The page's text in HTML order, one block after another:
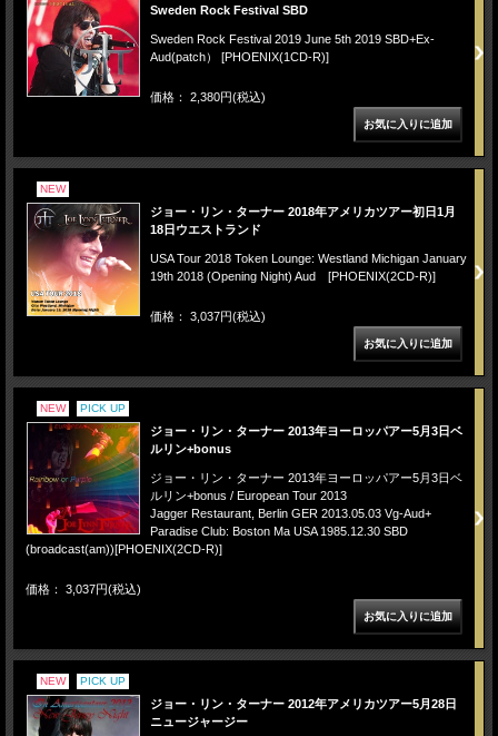
Sweden Rock Festival SBD
Sweden Rock Festival 2019 June 5th 2019 SBD+Ex-
Aud(patch） [PHOENIX(1CD-R)]
価格： 2,380円(税込)
NEW
ジョー・リン・ターナー 2018年アメリカツアー初日1月
18日ウエストランド
USA Tour 2018 Token Lounge: Westland Michigan January
19th 2018 (Opening Night) Aud [PHOENIX(2CD-R)]
価格： 3,037円(税込)
NEW PICK UP
ジョー・リン・ターナー 2013年ヨーロッパアー5月3日ベ
ルリン+bonus
ジョー・リン・ターナー 2013年ヨーロッパアー5月3日ベ
ルリン+bonus / European Tour 2013
Jagger Restaurant, Berlin GER 2013.05.03 Vg-Aud+
Paradise Club: Boston Ma USA 1985.12.30 SBD
(broadcast(am))[PHOENIX(2CD-R)]
価格： 3,037円(税込)
NEW PICK UP
ジョー・リン・ターナー 2012年アメリカツアー5月28日
ニュージャージー